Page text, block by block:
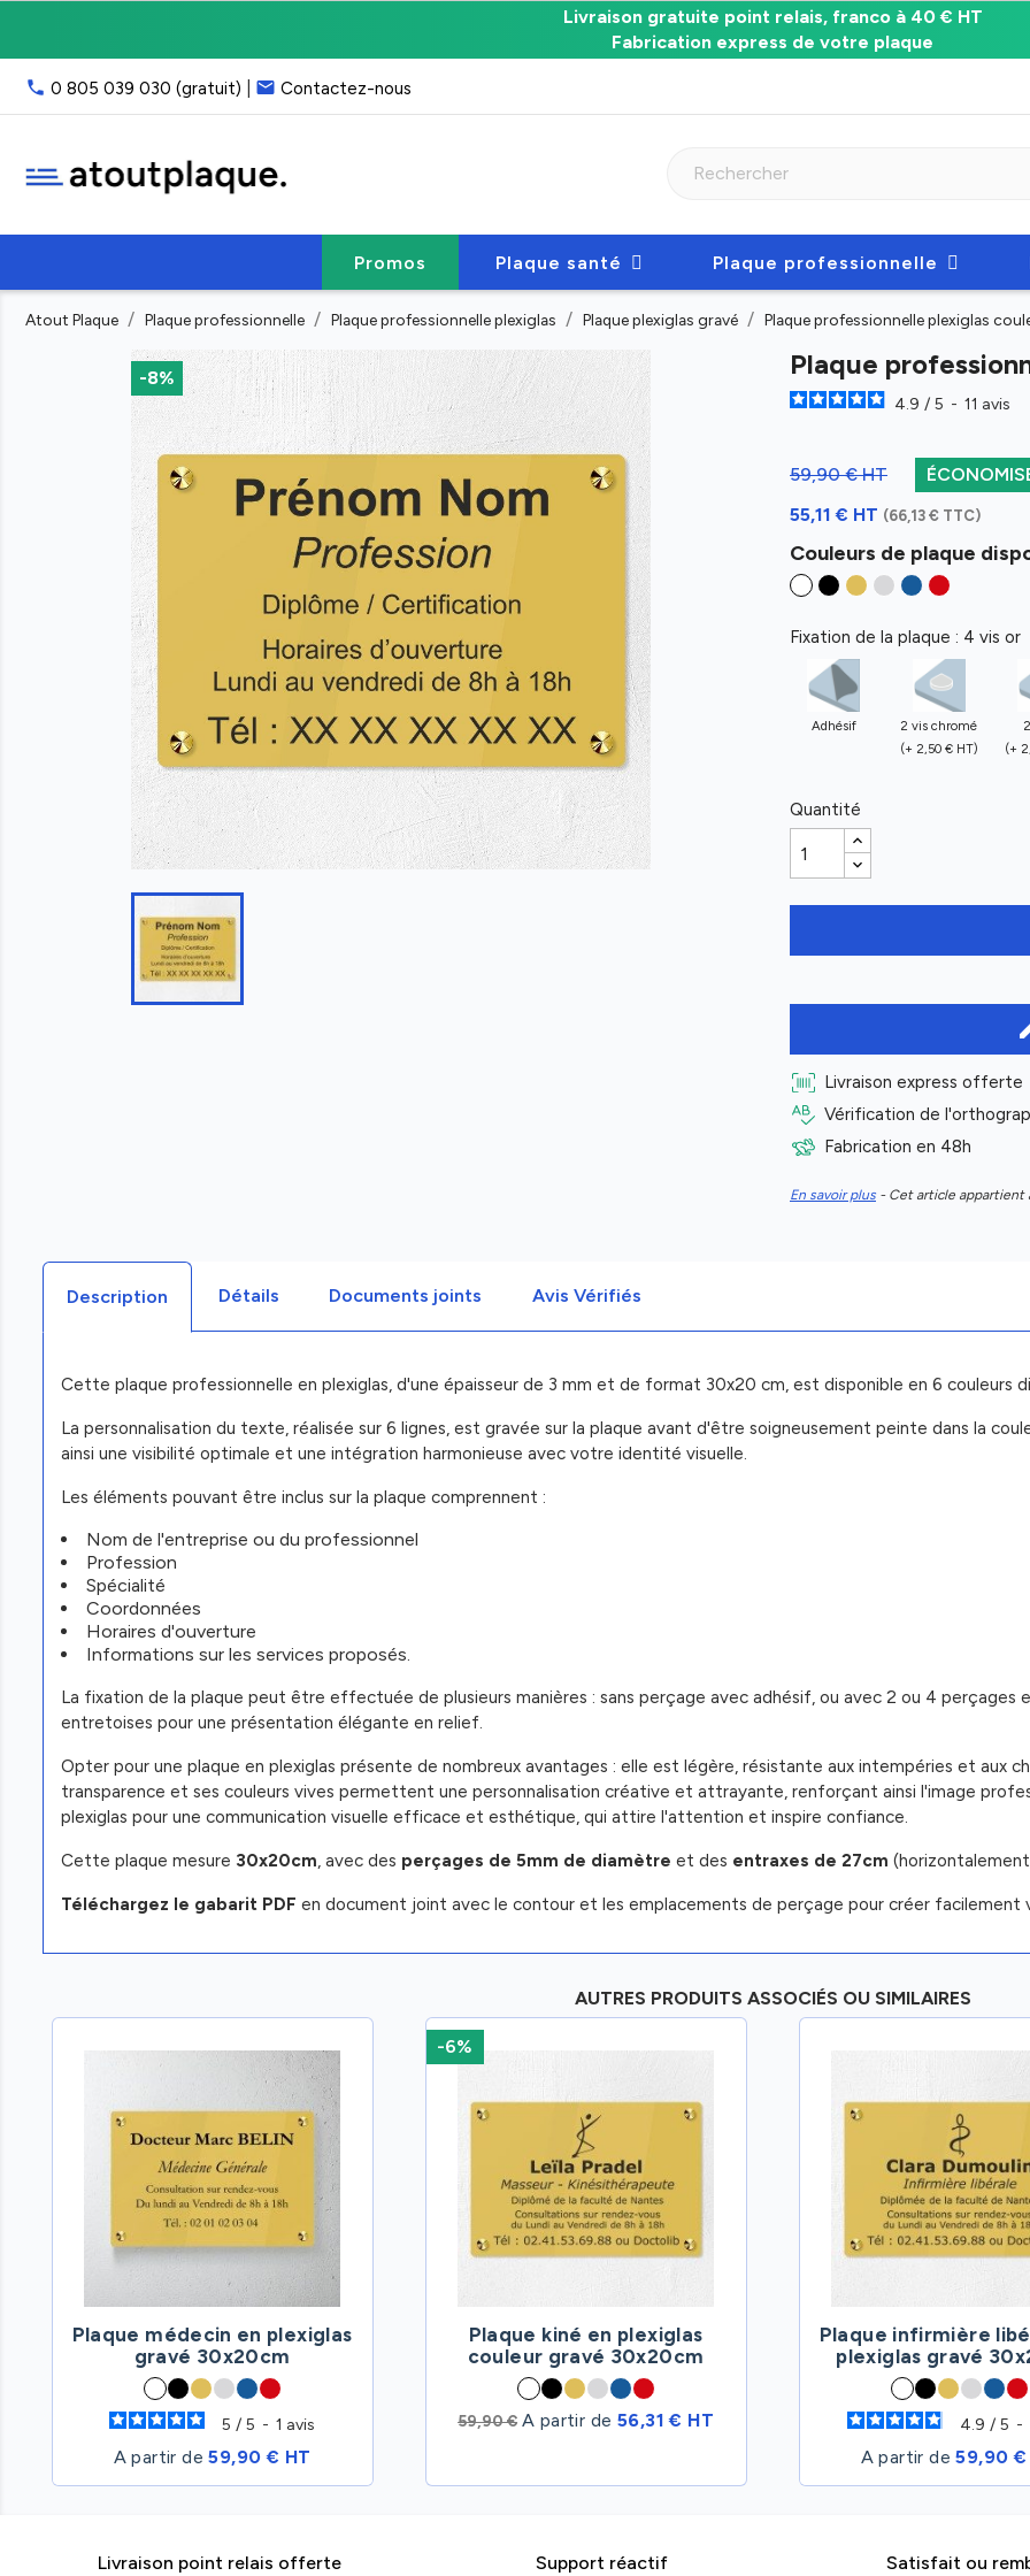
relais,
franco
email
Livraison gratuite point relais, franco à 40 € HT
Fabrication express de votre plaque
phone 0 805 039 030 (gratuit) email Contactez-nous
Promos Plaque santé Plaque professionnelle
Atout Plaque Plaque professionnelle Plaque professionnelle plexiglas Plaque plexiglas gravé Plaque professionnelle plexiglas
-8% Plaque
4.9 / 5 - 11 avis
59,90 € HT
55,11 € HT (66,13 € TTC)
Couleurs de plaque
Fixation de la plaque : 4 vis or
Adhésif
2 vis chromé
(+ 2,50 € HT)
(+
Quantité
Livraison express offerte
Vérification de
Fabrication en 48h
En savoir plus - Cet article appartient
Description Détails Documents joints Avis Vérifiés
Cette plaque professionnelle en plexiglas, d'une épaisseur de 3 mm et de format 30x20 cm, est disponible en 6 couleurs
La personnalisation du texte, réalisée sur 6 lignes, est gravée sur la plaque avant d'être soigneusement peinte dans la
ainsi une visibilité optimale et une intégration harmonieuse avec votre identité visuelle.
Les éléments pouvant être inclus sur la plaque comprennent :
Nom de l'entreprise ou du professionnel
Profession
Spécialité
Coordonnées
Horaires d'ouverture
Informations sur les services proposés.
La fixation de la plaque peut être effectuée de plusieurs manières : sans perçage avec adhésif, ou avec 2 ou 4 perçages
entretoises pour une présentation élégante en relief.
Opter pour une plaque en plexiglas présente de nombreux avantages : elle est légère, résistante aux intempéries et aux
transparence et ses couleurs vives permettent une personnalisation créative et attrayante, renforçant ainsi l'image
plexiglas pour une communication visuelle efficace et esthétique, qui attire l'attention et inspire confiance.
Cette plaque mesure 30x20cm, avec des perçages de 5mm de diamètre et des entraxes de 27cm
Téléchargez le gabarit PDF en document joint avec le contour et les emplacements de perçage pour créer facilement
AUTRES PRODUITS ASSOCIÉS OU SIMILAIRES
Plaque médecin en plexiglas
gravé 30x20cm
5 / 5 - 1 avis
A partir de59,90 € HT
Plaque kiné en plexiglas
couleur gravé 30x20cm
59,90 € A partir de 56,31 € HT
-6%
Plaque infirmière
plexiglas gravé
4.9 / 5 -
A partir de59,90 €
Livraison point relais offerte Support réactif Satisfait ou